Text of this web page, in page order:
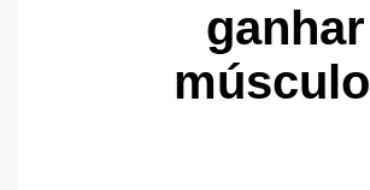
ganhar